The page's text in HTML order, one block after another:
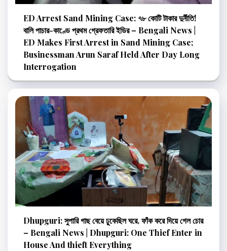
ED Arrest Sand Mining Case: ৭৮ কোটি টাকার দুর্নীতি!
বালি পাচার-কাণ্ডে প্রথম গ্রেফতারি ইডির – Bengali News |
ED Makes First Arrest in Sand Mining Case;
Businessman Arun Saraf Held After Day Long
Interrogation
Dhupguri: সুপারি গাছ বেয়ে ঢুকেছিল ঘরে, ফাঁক করে দিয়ে গেল চোর
– Bengali News | Dhupguri: One Thief Enter in
House And thieft Everything